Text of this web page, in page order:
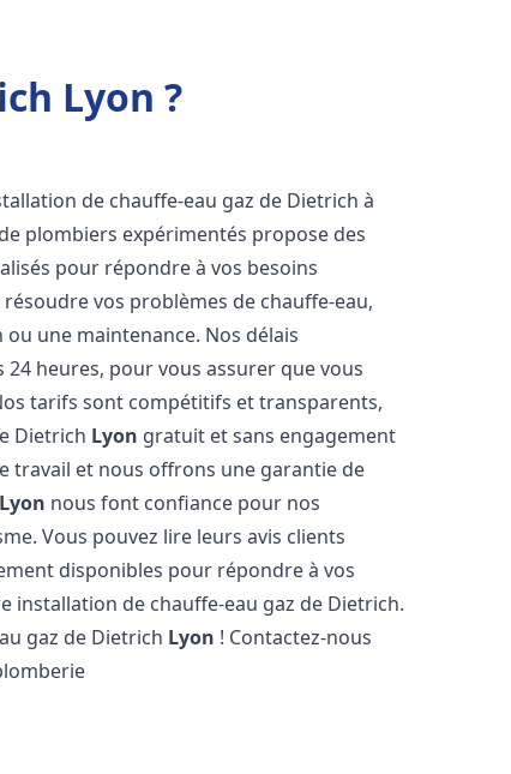
Lyon ?
de chauffe-eau gaz de Dietrich à
plombiers expérimentés propose des
pour répondre à vos besoins
vos problèmes de chauffe-eau,
une maintenance. Nos délais
heures, pour vous assurer que vous
tarifs sont compétitifs et transparents,
Dietrich Lyon gratuit et sans engagement
travail et nous offrons une garantie de
Lyon nous font confiance pour nos
Vous pouvez lire leurs avis clients
disponibles pour répondre à vos
de chauffe-eau gaz de Dietrich.
gaz de Dietrich Lyon ! Contactez-nous